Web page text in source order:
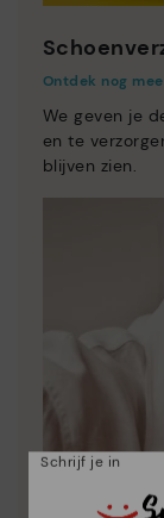
Ontdek nog
We geven je
en te
blijven zien.
Schrijf je in